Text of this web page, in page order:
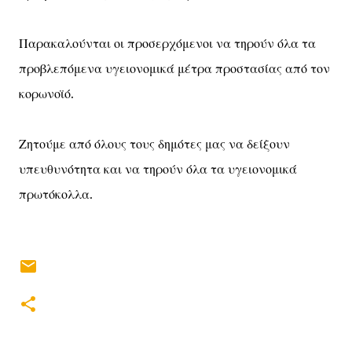
Παρακαλούνται οι προσερχόμενοι να τηρούν όλα τα
προβλεπόμενα υγειονομικά μέτρα προστασίας από τον
κορωνοϊό.
Ζητούμε από όλους τους δημότες μας να δείξουν
υπευθυνότητα και να τηρούν όλα τα υγειονομικά
πρωτόκολλα.